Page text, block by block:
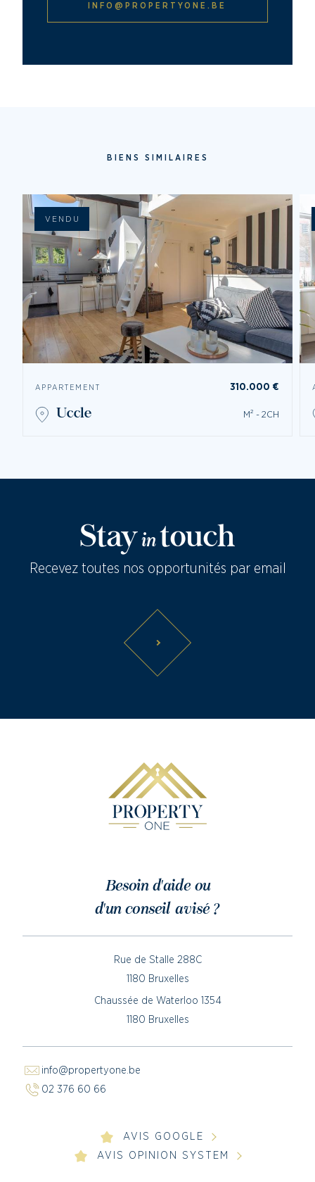
INFO@PROPERTYONE.BE
BIENS SIMILAIRES
VENDU
APPARTEMENT 310.000 €
uccle M² - 2CH
Stayin touch
Recevez toutes nos opportunités par email
Besoin d'aide ou
d'un conseil avisé ?
Rue de Stalle 288C
1180 Bruxelles
Chaussée de Waterloo 1354
1180 Bruxelles
info@propertyone.be
02 376 60 66
AVIS GOOGLE
AVIS OPINION SYSTEM